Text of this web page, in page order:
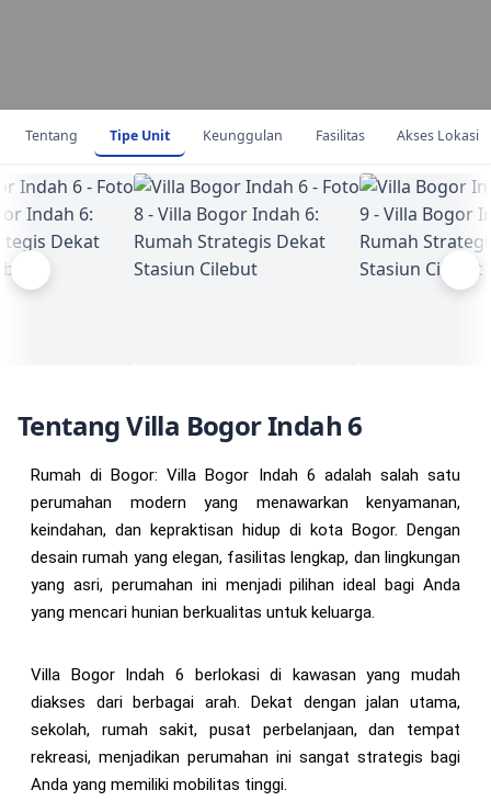
Tentang Tipe Unit Keunggulan Fasilitas Akses Lokasi
Tentang Villa Bogor Indah 6
Rumah di Bogor: Villa Bogor Indah 6 adalah salah satu
perumahan modern yang menawarkan kenyamanan,
keindahan, dan kepraktisan hidup di kota Bogor. Dengan
desain rumah yang elegan, fasilitas lengkap, dan lingkungan
yang asri, perumahan ini menjadi pilihan ideal bagi Anda
yang mencari hunian berkualitas untuk keluarga.
Villa Bogor Indah 6 berlokasi di kawasan yang mudah
diakses dari berbagai arah. Dekat dengan jalan utama,
sekolah, rumah sakit, pusat perbelanjaan, dan tempat
rekreasi, menjadikan perumahan ini sangat strategis bagi
Anda yang memiliki mobilitas tinggi.